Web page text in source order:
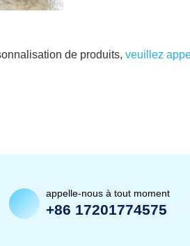
de produits, veuillez
appelle-nous à tout moment
+86 17201774575